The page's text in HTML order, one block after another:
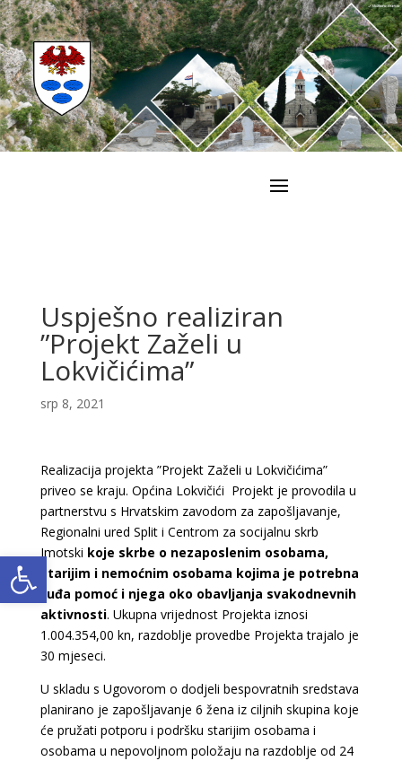
Open toolbar
Uspješno realiziran
”Projekt Zaželi u
Lokvičićima”
srp 8, 2021
Realizacija projekta ”Projekt Zaželi u Lokvičićima”
priveo se kraju. Općina Lokvičići Projekt je provodila u
partnerstvu s Hrvatskim zavodom za zapošljavanje,
Regionalni ured Split i Centrom za socijalnu skrb
Imotski koje skrbe o nezaposlenim osobama,
starijim i nemoćnim osobama kojima je potrebna
tuđa pomoć i njega oko obavljanja svakodnevnih
aktivnosti. Ukupna vrijednost Projekta iznosi
1.004.354,00 kn, razdoblje provedbe Projekta trajalo je
30 mjeseci.
U skladu s Ugovorom o dodjeli bespovratnih sredstava
planirano je zapošljavanje 6 žena iz ciljnih skupina koje
će pružati potporu i podršku starijim osobama i
osobama u nepovoljnom položaju na razdoblje od 24